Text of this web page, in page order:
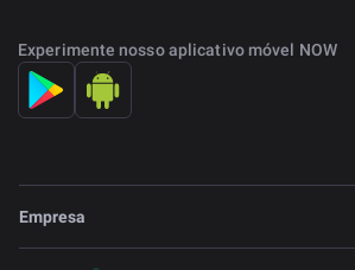
Experimente nosso aplicativo móvel NOW
Empresa